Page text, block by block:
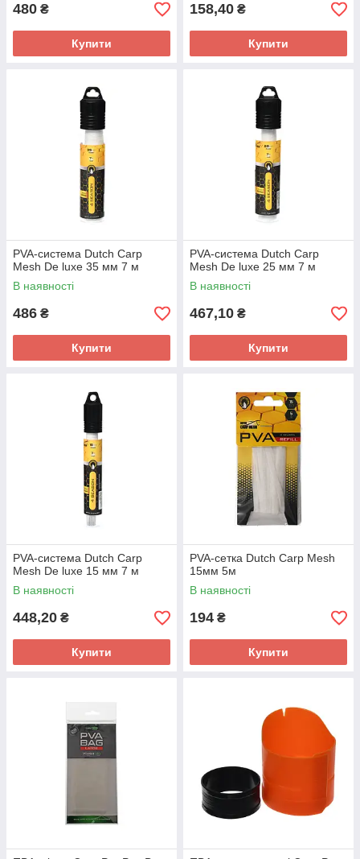
480 ₴
Купити
158,40 ₴
Купити
PVA-система Dutch Carp
Mesh De luxe 35 мм 7 м
В наявності
486 ₴
Купити
PVA-система Dutch Carp
Mesh De luxe 25 мм 7 м
В наявності
467,10 ₴
Купити
PVA-система Dutch Carp
Mesh De luxe 15 мм 7 м
В наявності
448,20 ₴
Купити
PVA-сетка Dutch Carp Mesh
15мм 5м
В наявності
194 ₴
Купити